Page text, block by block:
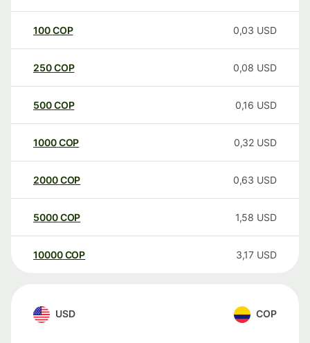
100COP 0,03 USD
250COP 0,08 USD
500COP 0,16 USD
1000COP 0,32 USD
2000COP 0,63 USD
5000COP 1,58 USD
10000 COP 3,17 USD
USD COP